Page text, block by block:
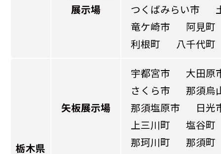
展示場
つくばみらい市
竜ケ崎市
阿見町
利根町
八千代町
栃木県
矢板展示場
宇都宮市
大田原
さくら市
那須烏
那須塩原市
日光
上三川町
塩谷町
那珂川町
那須町